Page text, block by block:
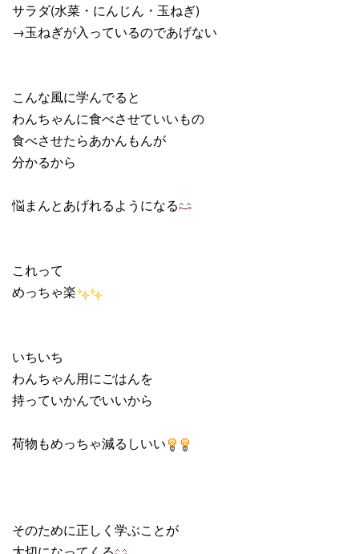
サラダ(水菜・にんじん・玉ねぎ)
→玉ねぎが入っているのであげない
こんな風に学んでると
わんちゃんに食べさせていいもの
食べさせたらあかんもんが
分かるから
悩まんとあげれるようになる
これって
めっちゃ楽
いちいち
わんちゃん用にごはんを
持っていかんでいいから
荷物もめっちゃ減るしいい
そのために正しく学ぶことが